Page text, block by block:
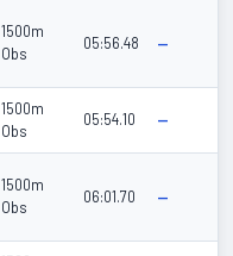
1500m
Obs
05:56.48 —
1500m
Obs
05:54.10 —
1500m
Obs
06:01.70 —